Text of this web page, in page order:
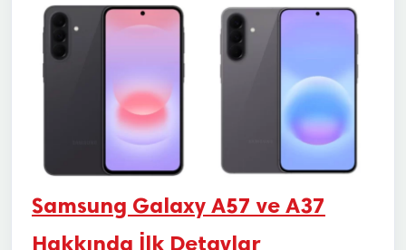
Samsung Galaxy A57 ve A37
Hakkında İlk Detaylar